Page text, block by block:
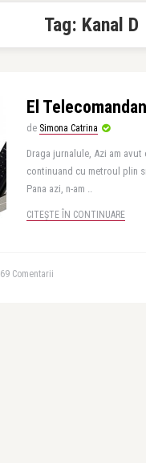
Tag: Kanal D
El
de Simona Catrina
Draga jurnalule, Azi am
continuand cu metroul plin
Pana azi, n-am ..
CITEȘTE ÎN CONTINUARE
69 Comentarii